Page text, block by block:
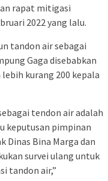
rapat mitigasi
2022 yang lalu.
tandon air sebagai
Gaga disebabkan
kurang 200 kepala
tendon air adalah
keputusan pimpinan
Dinas Bina Marga dan
survei ulang untuk
tandon air,”